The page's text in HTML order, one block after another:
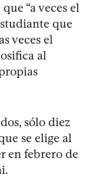
“a veces el
que
veces el
al
sólo diez
se elige al
en febrero de